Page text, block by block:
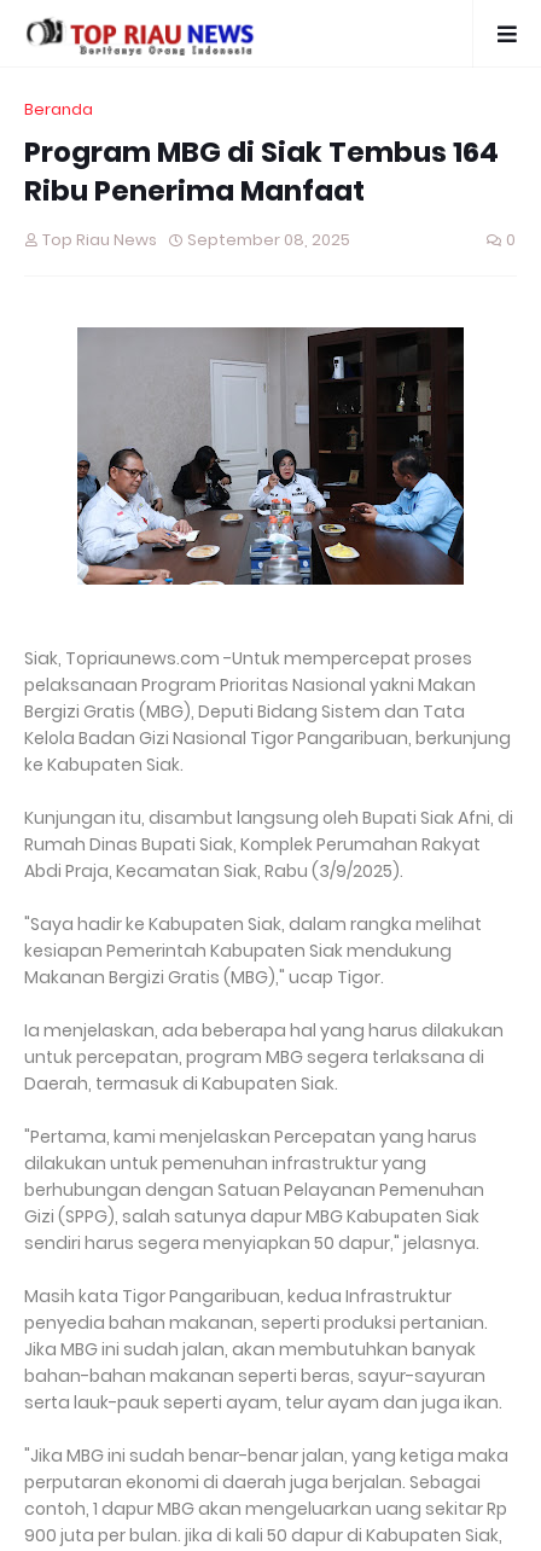
Beranda
Program MBG di Siak Tembus 164
Ribu Penerima Manfaat
Top Riau News September 08, 2025 0
Siak, Topriaunews.com -Untuk mempercepat proses
pelaksanaan Program Prioritas Nasional yakni Makan
Bergizi Gratis (MBG), Deputi Bidang Sistem dan Tata
Kelola Badan Gizi Nasional Tigor Pangaribuan, berkunjung
ke Kabupaten Siak.
Kunjungan itu, disambut langsung oleh Bupati Siak Afni, di
Rumah Dinas Bupati Siak, Komplek Perumahan Rakyat
Abdi Praja, Kecamatan Siak, Rabu (3/9/2025).
"Saya hadir ke Kabupaten Siak, dalam rangka melihat
kesiapan Pemerintah Kabupaten Siak mendukung
Makanan Bergizi Gratis (MBG)," ucap Tigor.
Ia menjelaskan, ada beberapa hal yang harus dilakukan
untuk percepatan, program MBG segera terlaksana di
Daerah, termasuk di Kabupaten Siak.
"Pertama, kami menjelaskan Percepatan yang harus
dilakukan untuk pemenuhan infrastruktur yang
berhubungan dengan Satuan Pelayanan Pemenuhan
Gizi (SPPG), salah satunya dapur MBG Kabupaten Siak
sendiri harus segera menyiapkan 50 dapur," jelasnya.
Masih kata Tigor Pangaribuan, kedua Infrastruktur
penyedia bahan makanan, seperti produksi pertanian.
Jika MBG ini sudah jalan, akan membutuhkan banyak
bahan-bahan makanan seperti beras, sayur-sayuran
serta lauk-pauk seperti ayam, telur ayam dan juga ikan.
"Jika MBG ini sudah benar-benar jalan, yang ketiga maka
perputaran ekonomi di daerah juga berjalan. Sebagai
contoh, 1 dapur MBG akan mengeluarkan uang sekitar Rp
900 juta per bulan. jika di kali 50 dapur di Kabupaten Siak,